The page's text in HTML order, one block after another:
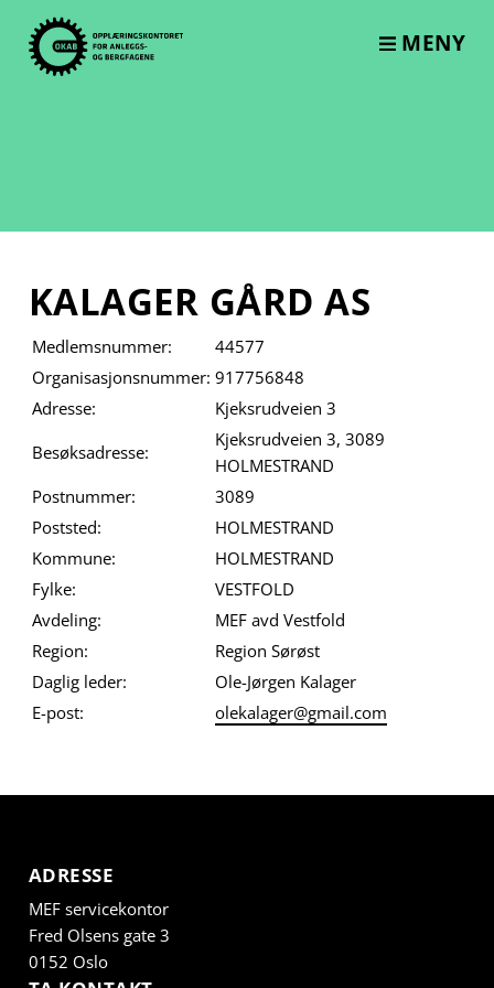
content
MENY
KALAGER GÅRD AS
Medlemsnummer:
44577
Organisasjonsnummer: 917756848
Adresse:
Kjeksrudveien 3
Besøksadresse:
Kjeksrudveien 3, 3089
HOLMESTRAND
Postnummer:
3089
Poststed:
HOLMESTRAND
Kommune:
HOLMESTRAND
Fylke:
VESTFOLD
Avdeling:
MEF avd Vestfold
Region:
Region Sørøst
Daglig leder:
Ole-Jørgen Kalager
E-post:
olekalager@gmail.com
ADRESSE
MEF servicekontor
Fred Olsens gate 3
0152 Oslo